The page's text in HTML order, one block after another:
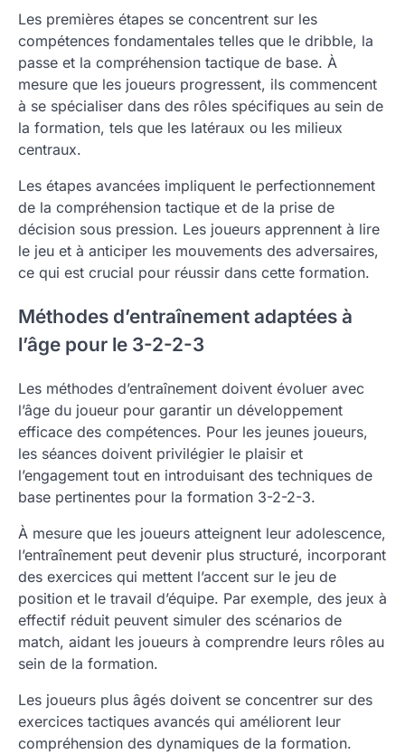
Les premières étapes se concentrent sur les
compétences fondamentales telles que le dribble, la
passe et la compréhension tactique de base. À
mesure que les joueurs progressent, ils commencent
à se spécialiser dans des rôles spécifiques au sein de
la formation, tels que les latéraux ou les milieux
centraux.
Les étapes avancées impliquent le perfectionnement
de la compréhension tactique et de la prise de
décision sous pression. Les joueurs apprennent à lire
le jeu et à anticiper les mouvements des adversaires,
ce qui est crucial pour réussir dans cette formation.
Méthodes d’entraînement adaptées à
l’âge pour le 3-2-2-3
Les méthodes d’entraînement doivent évoluer avec
l’âge du joueur pour garantir un développement
efficace des compétences. Pour les jeunes joueurs,
les séances doivent privilégier le plaisir et
l’engagement tout en introduisant des techniques de
base pertinentes pour la formation 3-2-2-3.
À mesure que les joueurs atteignent leur adolescence,
l’entraînement peut devenir plus structuré, incorporant
des exercices qui mettent l’accent sur le jeu de
position et le travail d’équipe. Par exemple, des jeux à
effectif réduit peuvent simuler des scénarios de
match, aidant les joueurs à comprendre leurs rôles au
sein de la formation.
Les joueurs plus âgés doivent se concentrer sur des
exercices tactiques avancés qui améliorent leur
compréhension des dynamiques de la formation.